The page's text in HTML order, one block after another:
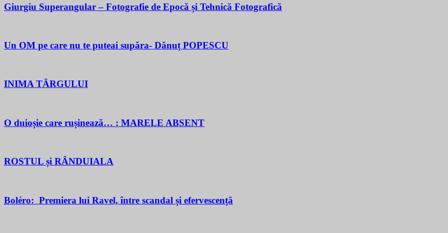
Giurgiu Superangular – Fotografie de Epocă și Tehnică Fotografică
Un OM pe care nu te puteai supăra- Dănuț POPESCU
INIMA TÂRGULUI
O duioșie care rușinează… : MARELE ABSENT
ROSTUL și RÂNDUIALA
Boléro: Premiera lui Ravel, între scandal și efervescență